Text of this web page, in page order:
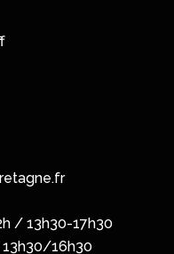
/ 13h30-17h30
16h30